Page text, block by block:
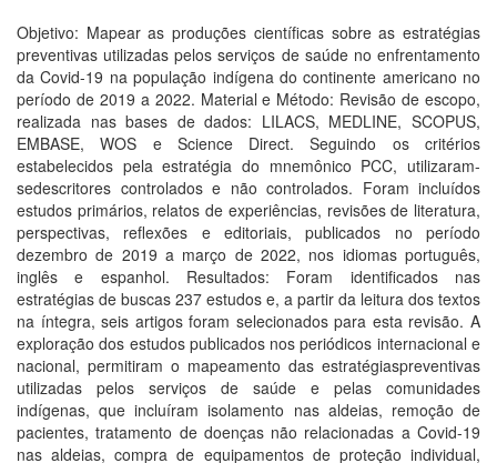
Objetivo: Mapear as produções científicas sobre as estratégias
preventivas utilizadas pelos serviços de saúde no enfrentamento
da Covid-19 na população indígena do continente americano no
período de 2019 a 2022. Material e Método: Revisão de escopo,
realizada nas bases de dados: LILACS, MEDLINE, SCOPUS,
EMBASE, WOS e Science Direct. Seguindo os critérios
estabelecidos pela estratégia do mnemônico PCC, utilizaram-
sedescritores controlados e não controlados. Foram incluídos
estudos primários, relatos de experiências, revisões de literatura,
perspectivas, reflexões e editoriais, publicados no período
dezembro de 2019 a março de 2022, nos idiomas português,
inglês e espanhol. Resultados: Foram identificados nas
estratégias de buscas 237 estudos e, a partir da leitura dos textos
na íntegra, seis artigos foram selecionados para esta revisão. A
exploração dos estudos publicados nos periódicos internacional e
nacional, permitiram o mapeamento das estratégiaspreventivas
utilizadas pelos serviços de saúde e pelas comunidades
indígenas, que incluíram isolamento nas aldeias, remoção de
pacientes, tratamento de doenças não relacionadas a Covid-19
nas aldeias, compra de equipamentos de proteção individual,